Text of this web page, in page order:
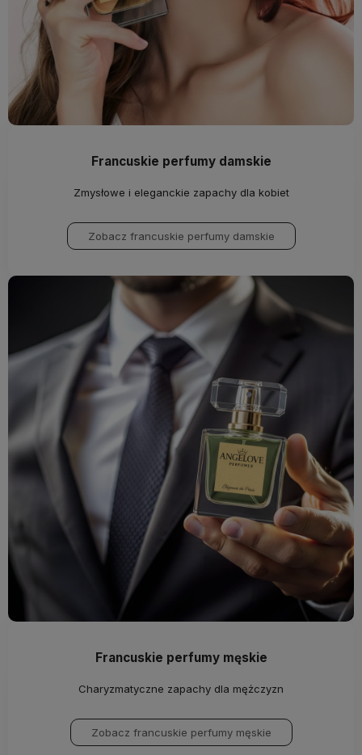
Francuskie perfumy damskie
Zmysłowe i eleganckie zapachy dla kobiet
Zobacz francuskie perfumy damskie
Francuskie perfumy męskie
Charyzmatyczne zapachy dla mężczyzn
Zobacz francuskie perfumy męskie